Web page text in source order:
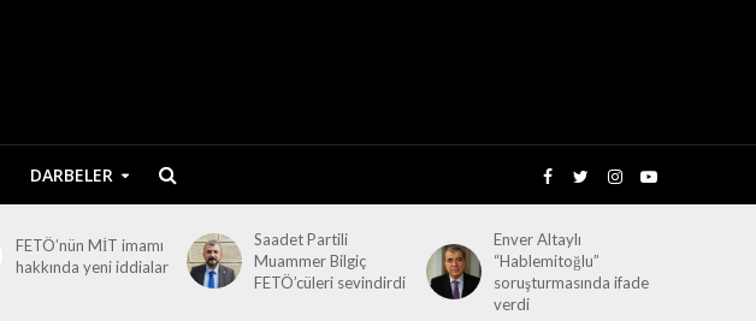
DARBELER
FETÖ’nün MİT imamı
hakkında yeni iddialar
Saadet Partili
Muammer Bilgiç
FETÖ’cüleri sevindirdi
Enver Altaylı
“Hablemitoğlu”
soruşturmasında ifade
verdi